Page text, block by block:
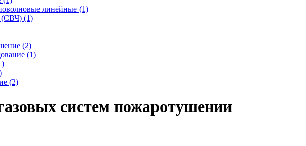
линейные (1)
(СВЧ) (1)
(2)
(1)
(2)
систем пожаротушении